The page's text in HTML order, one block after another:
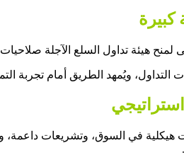
كبيرة
هيئة تداول السلع الآجلة
التداول، ويُمهد الطريق أمام
هيكلية في السوق، وتشريعات داعمة،